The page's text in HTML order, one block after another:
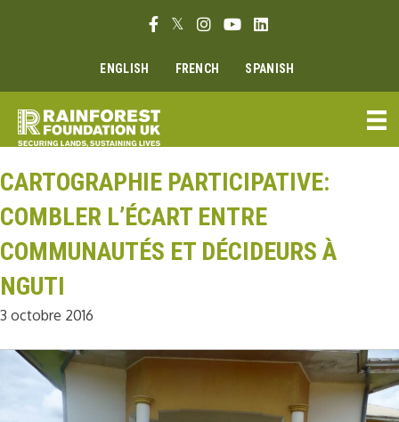
Lien Facebook
Lien Twitter
Lien Instagram
Lien Youtube
Linkedin link
ENGLISH FRENCH SPANISH
CARTOGRAPHIE PARTICIPATIVE:
COMBLER L’ÉCART ENTRE
COMMUNAUTÉS ET DÉCIDEURS À
NGUTI
3 octobre 2016